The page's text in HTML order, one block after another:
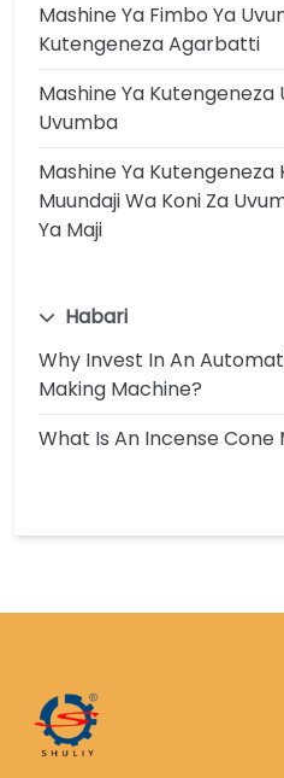
Mashine Ya Fimbo Ya
Kutengeneza Agarbatti
Mashine Ya Kutengeneza
Uvumba
Mashine Ya Kutengeneza
Muundaji Wa Koni Za
Ya Maji
Habari
Why Invest In An
Making Machine?
What Is An Incense Cone